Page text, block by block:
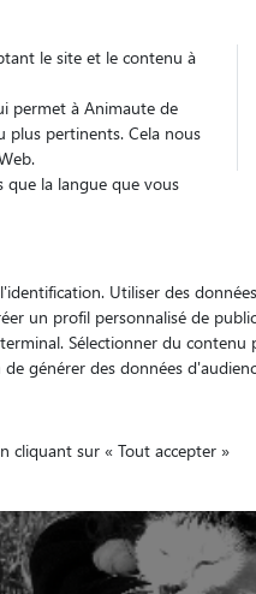
le site et le contenu à
permet à Animaute de
plus pertinents. Cela nous
que la langue que vous
Utiliser des
un profil personnalisé de
Sélectionner du
générer des données
cliquant sur « Tout accepter »